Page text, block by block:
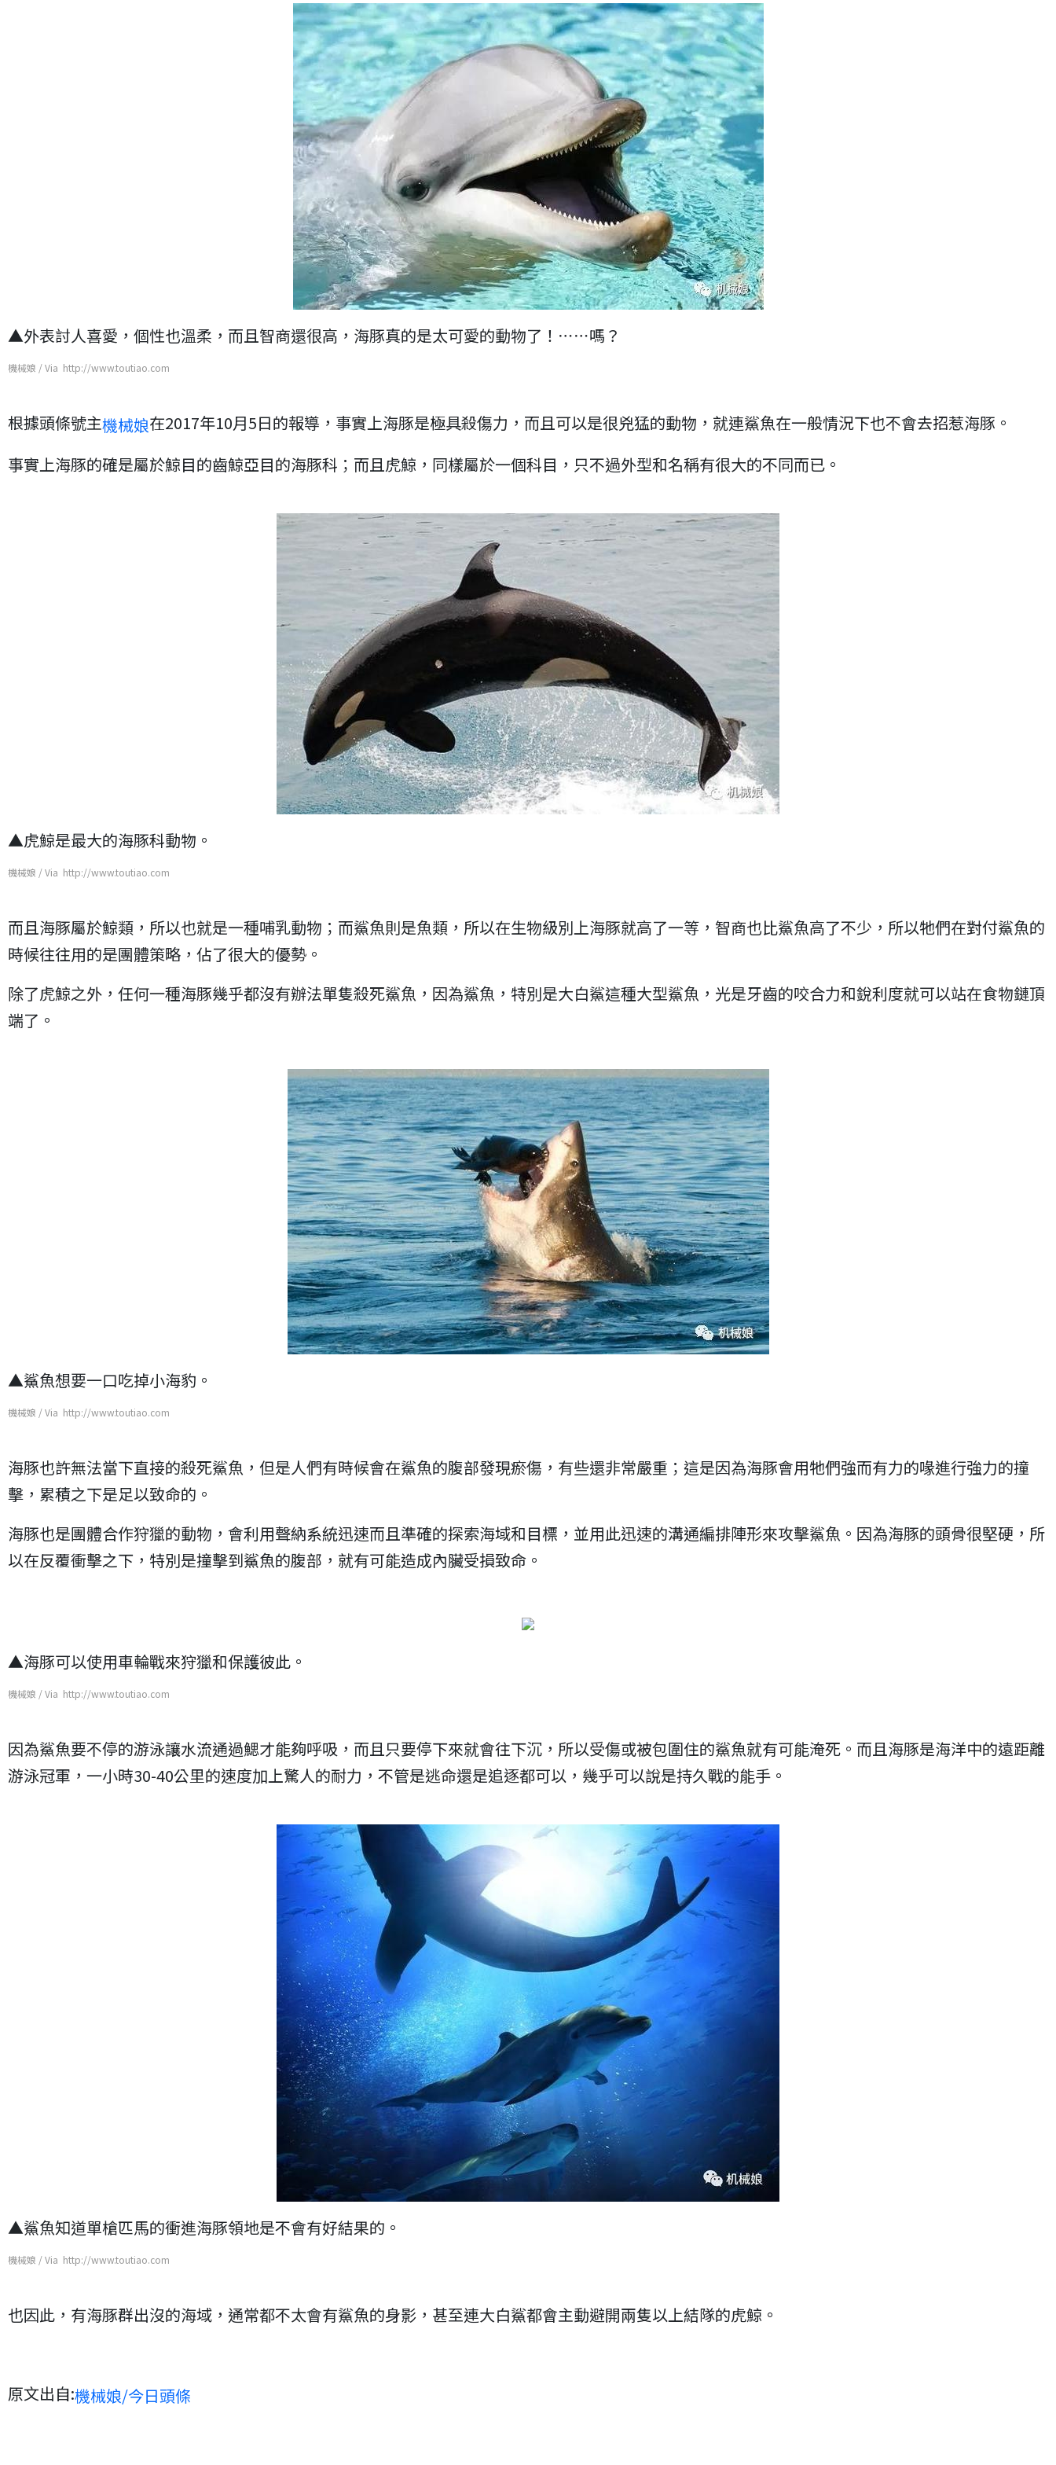
▲外表討人喜愛，個性也溫柔，而且智商還很高，海豚真的是太可愛的動物了！⋯⋯嗎？
機械娘 / Via http://www.toutiao.com
根據頭條號主機械娘在2017年10月5日的報導，事實上海豚是極具殺傷力，而且可以是很兇猛的動物，就連鯊魚在一般情況下也不會去招惹海豚。
事實上海豚的確是屬於鯨目的齒鯨亞目的海豚科；而且虎鯨，同樣屬於一個科目，只不過外型和名稱有很大的不同而已。
▲虎鯨是最大的海豚科動物。
機械娘 / Via http://www.toutiao.com
而且海豚屬於鯨類，所以也就是一種哺乳動物；而鯊魚則是魚類，所以在生物級別上海豚就高了一等，智商也比鯊魚高了不少，所以牠們在對付鯊魚的
時候往往用的是團體策略，佔了很大的優勢。
除了虎鯨之外，任何一種海豚幾乎都沒有辦法單隻殺死鯊魚，因為鯊魚，特別是大白鯊這種大型鯊魚，光是牙齒的咬合力和銳利度就可以站在食物鏈頂
端了。
▲鯊魚想要一口吃掉小海豹。
機械娘 / Via http://www.toutiao.com
海豚也許無法當下直接的殺死鯊魚，但是人們有時候會在鯊魚的腹部發現瘀傷，有些還非常嚴重；這是因為海豚會用牠們強而有力的喙進行強力的撞
擊，累積之下是足以致命的。
海豚也是團體合作狩獵的動物，會利用聲納系統迅速而且準確的探索海域和目標，並用此迅速的溝通編排陣形來攻擊鯊魚。因為海豚的頭骨很堅硬，所
以在反覆衝擊之下，特別是撞擊到鯊魚的腹部，就有可能造成內臟受損致命。
▲海豚可以使用車輪戰來狩獵和保護彼此。
機械娘 / Via http://www.toutiao.com
因為鯊魚要不停的游泳讓水流通過鰓才能夠呼吸，而且只要停下來就會往下沉，所以受傷或被包圍住的鯊魚就有可能淹死。而且海豚是海洋中的遠距離
游泳冠軍，一小時30-40公里的速度加上驚人的耐力，不管是逃命還是追逐都可以，幾乎可以說是持久戰的能手。
▲鯊魚知道單槍匹馬的衝進海豚領地是不會有好結果的。
機械娘 / Via http://www.toutiao.com
也因此，有海豚群出沒的海域，通常都不太會有鯊魚的身影，甚至連大白鯊都會主動避開兩隻以上結隊的虎鯨。
原文出自:機械娘/今日頭條